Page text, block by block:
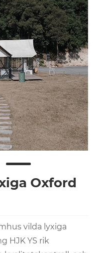
Oxford
vilda lyxiga
HJK YS rik